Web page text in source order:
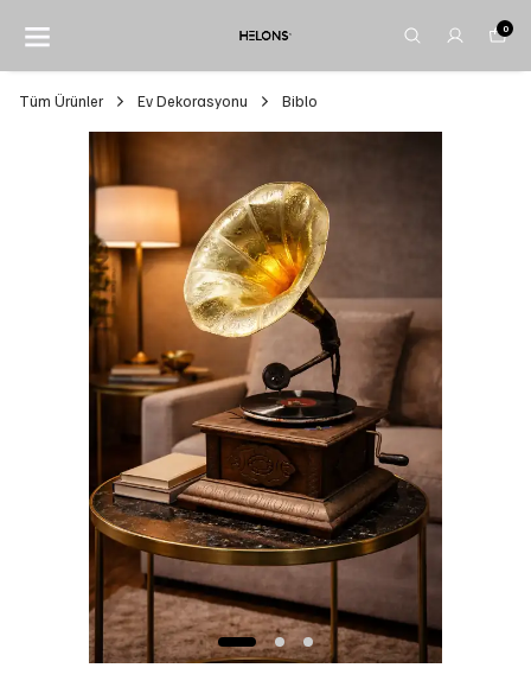
0
Tüm Ürünler Ev Dekorasyonu Biblo